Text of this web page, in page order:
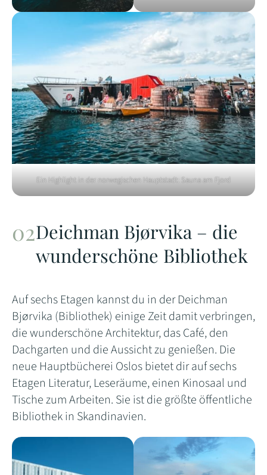
Ein Highlight in der norwegischen Hauptstadt: Sauna am Fjord
Deichman Bjørvika – die
wunderschöne Bibliothek
Auf sechs Etagen kannst du in derDeichman
Bjørvika (Bibliothek) einige Zeit damit verbringen,
die wunderschöne Architektur, das Café, den
Dachgarten und die Aussicht zu genießen. Die
neue Hauptbücherei Oslos bietet dir auf sechs
Etagen Literatur, Leseräume, einen Kinosaal und
Tische zum Arbeiten. Sie ist die größte öffentliche
Bibliothek in Skandinavien.